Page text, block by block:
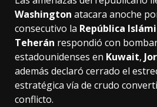
Washington atacara anoche
consecutivo la República
Teherán respondió con
estadounidenses en Kuwait,
además declaró cerrado el
estratégica vía de crudo
conflicto.